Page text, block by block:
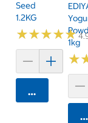
Seed
1.2KG
★★★★★
★★★★★
카트에 담기
1kg
★
★